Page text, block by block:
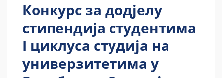
Конкурс за додјелу
стипендија студентима
I циклуса студија на
универзитетима у